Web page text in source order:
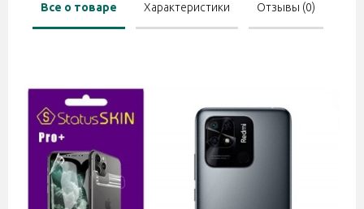
Все о товаре Характеристики Отзывы (0)